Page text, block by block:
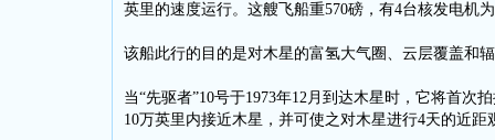
英里的速度运行。这艘飞船重570磅，有4台核发电机
该船此行的目的是对木星的富氢大气圈、云层覆盖和
当“先驱者”10号于1973年12月到达木星时，它将首次
10万英里内接近木星，并可使之对木星进行4天的近距